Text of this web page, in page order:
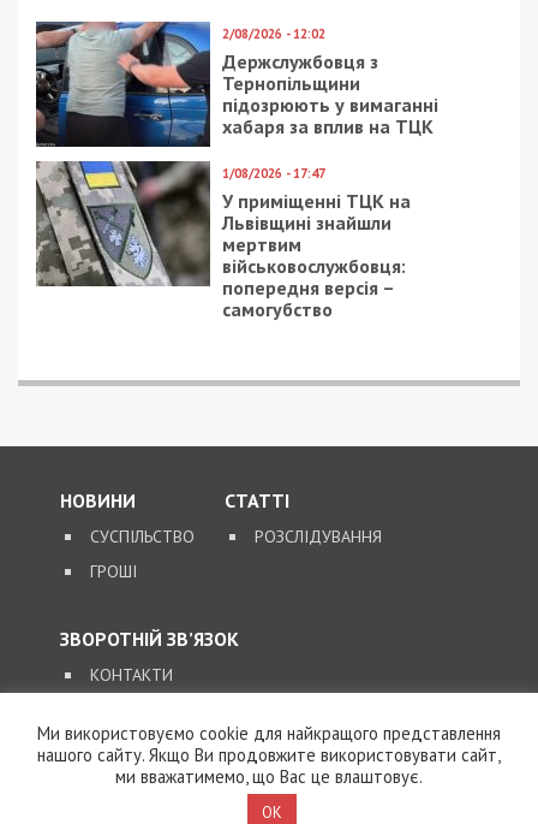
2/08/2026 - 12:02
Держслужбовця з
Тернопільщини
підозрюють у вимаганні
хабаря за вплив на ТЦК
1/08/2026 - 17:47
У приміщенні ТЦК на
Львівщині знайшли
мертвим
військовослужбовця:
попередня версія –
самогубство
НОВИНИ
СУСПІЛЬСТВО
ГРОШІ
СТАТТІ
РОЗСЛІДУВАННЯ
ЗВОРОТНІЙ ЗВ’ЯЗОК
КОНТАКТИ
SUPPORT@49000.COM.UA
© 2026, ВСІ ПРАВА ЗАХИЩЕНІ
Ми використовуємо cookie для найкращого представлення
нашого сайту. Якщо Ви продовжите використовувати сайт,
ми вважатимемо, що Вас це влаштовує.
OK